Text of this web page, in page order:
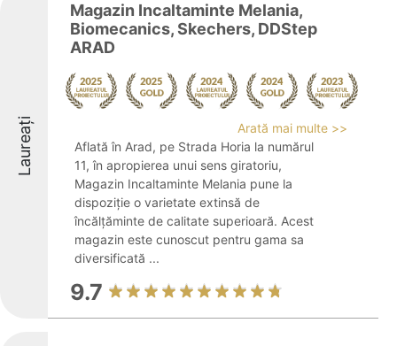
Laureați
Magazin Incaltaminte Melania,
Biomecanics, Skechers, DDStep
ARAD
Arată mai multe >>
Aflată în Arad, pe Strada Horia la numărul
11, în apropierea unui sens giratoriu,
Magazin Incaltaminte Melania pune la
dispoziție o varietate extinsă de
încălțăminte de calitate superioară. Acest
magazin este cunoscut pentru gama sa
diversificată ...
9.7